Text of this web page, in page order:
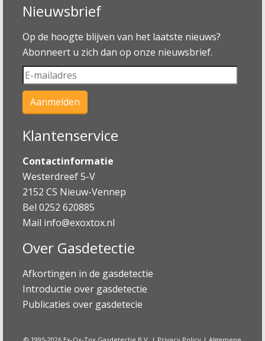
Nieuwsbrief
Op de hoogte blijven van het laatste nieuws?
Abonneert u zich dan op onze nieuwsbrief.
Klantenservice
Contactinformatie
Westerdreef 5-V
2152 CS Nieuw-Vennep
Bel 0252 620885
Mail info@exoxtox.nl
Over Gasdetectie
Afkortingen in de gasdetectie
Introductie over gasdetectie
Publicaties over gasdetecie